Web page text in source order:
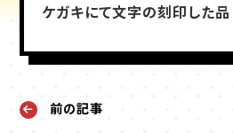
ケガキにて文字の刻印した品
前の記事